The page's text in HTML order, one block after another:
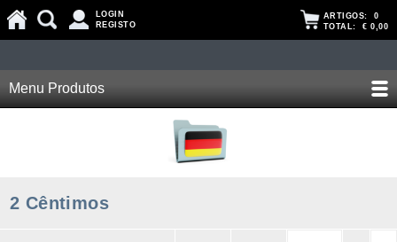
LOGIN
REGISTO
ARTIGOS: 0
TOTAL: € 0,00
Menu Produtos
2 Cêntimos